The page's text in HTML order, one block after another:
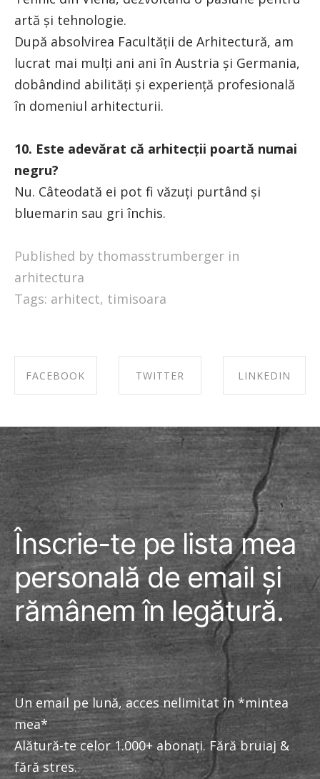
artă și tehnologie.
După absolvirea Facultății de Arhitectură, am
lucrat mai mulți ani ani în Austria și Germania,
dobândind abilități și experiență profesională
în domeniul arhitecturii.
10. Este adevărat că arhitecții poartă numai
negru?
Nu. Câteodată ei pot fi văzuți purtând și
bluemarin sau gri închis.
Published by thomasstrumberger in
arhitectura
Tags: arhitect, timisoara
FACEBOOK
FACEBOOK
TWITTER
TWITTER
LINKEDIN
LINKEDIN
Înscrie-te pe lista mea
personală de email și
rămânem în legătură.
Un email pe lună, acces nelimitat în *mintea
mea*
Alătură-te celor 1.000+ abonați. Fără bruiaj &
fără stres.